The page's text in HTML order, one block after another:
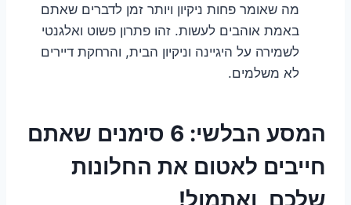
מה שאומר פחות ניקיון ויותר זמן לדברים שאתם
באמת אוהבים לעשות. זהו פתרון פשוט ואלגנטי
לשמירה על היגיינה וניקיון הבית, והרחקת דיירים
לא משלמים.
המסע הבלשי: 6 סימנים שאתם
חייבים לאטום את החלונות
שלכם, ואתמול!